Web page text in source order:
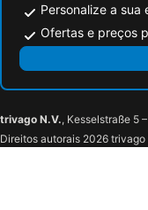
Personalize a sua
Ofertas e preços
trivago N.V., Kesselstraße 5
Direitos autorais 2026